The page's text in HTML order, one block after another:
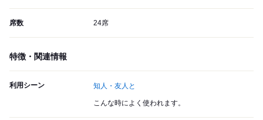
席数 24席
特徴・関連情報
利用シーン 知人・友人と
こんな時によく使われます。